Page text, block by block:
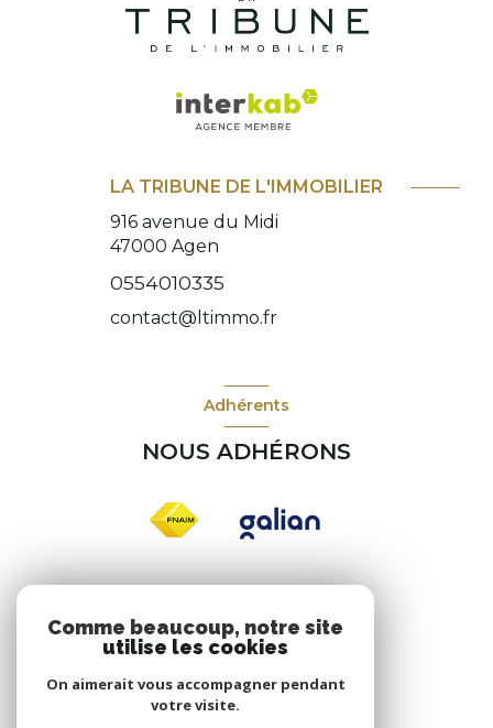
LA TRIBUNE DE L'IMMOBILIER
916 avenue du Midi
47000 Agen
0554010335
contact@ltimmo.fr
Adhérents
NOUS ADHÉRONS
NOUS SUIVRE
Comme beaucoup, notre site
utilise les cookies
On aimerait vous accompagner pendant
votre visite.